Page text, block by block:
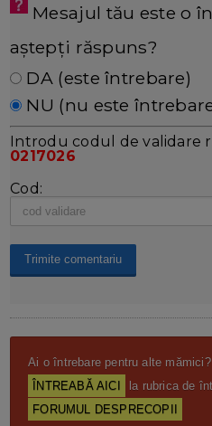
Mesajul tău este o
aștepți răspuns?
DA (este întrebare)
NU (nu este
Introdu codul de validare
0217026
Cod:
Ai o întrebare pentru alte mămici?
ÎNTREABĂ AICI
la rubrica de
FORUMUL DESPRECOPII